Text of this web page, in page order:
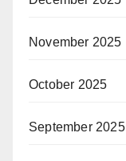
November 2025
October 2025
September 2025